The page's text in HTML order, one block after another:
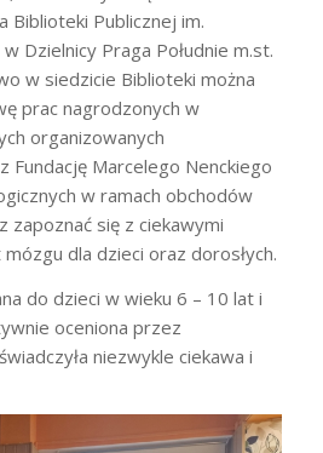
Biblioteki Publicznej im.
Dzielnicy Praga Południe m.st.
w siedzicie Biblioteki można
prac nagrodzonych w
organizowanych
Fundację Marcelego Nenckiego
w ramach obchodów
zapoznać się z ciekawymi
dla dzieci oraz dorosłych.
do dzieci w wieku 6 – 10 lat i
oceniona przez
niezwykle ciekawa i